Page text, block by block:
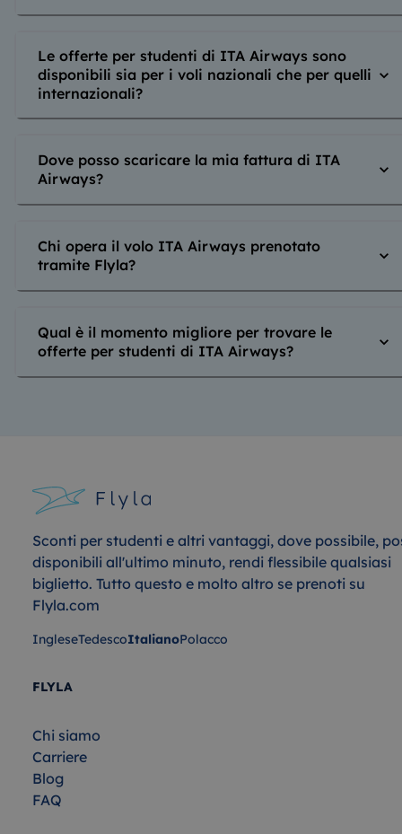
Le offerte per studenti di ITA Airways sono
disponibili sia per i voli nazionali che per quelli
internazionali?
Dove posso scaricare la mia fattura di ITA
Airways?
Chi opera il volo ITA Airways prenotato
tramite Flyla?
Qual è il momento migliore per trovare le
offerte per studenti di ITA Airways?
Sconti per studenti e altri vantaggi, dove possibile,
disponibili all'ultimo minuto, rendi flessibile qualsiasi
biglietto. Tutto questo e molto altro se prenoti su
Flyla.com
IngleseTedescoItalianoPolacco
FLYLA
Chi siamo
Carriere
Blog
FAQ